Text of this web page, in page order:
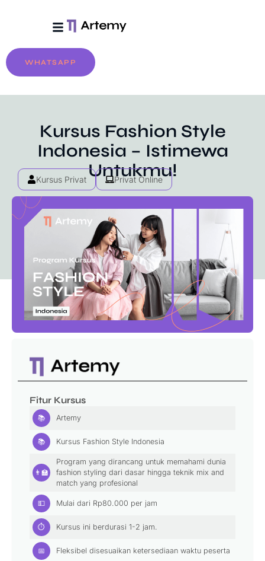
WHATSAPP
Kursus Fashion Style
Indonesia – Istimewa
Untukmu!
Kursus Privat Privat Online
Fitur Kursus
📚 Artemy
📚 Kursus Fashion Style Indonesia
👨‍🏫
Program yang dirancang untuk memahami dunia
fashion styling dari dasar hingga teknik mix and
match yang profesional
💵 Mulai dari Rp80.000 per jam
⏱ Kursus ini berdurasi 1-2 jam.
📅 Fleksibel disesuaikan ketersediaan waktu peserta